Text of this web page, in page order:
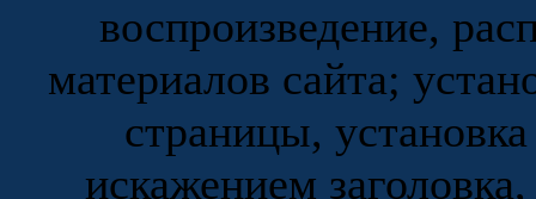
воспроизведение,
материалов сайта;
страницы,
искажением